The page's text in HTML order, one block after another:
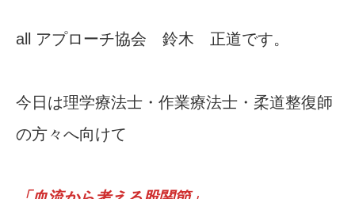
all アプローチ協会 鈴木 正道です。
今日は理学療法士・作業療法士・柔道整復師
の方々へ向けて